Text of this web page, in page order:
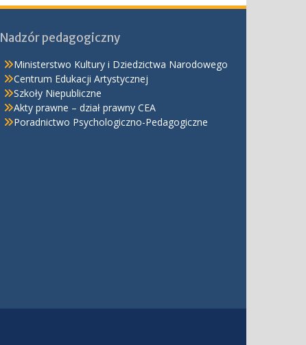
Nadzór pedagogiczny
Ministerstwo Kultury i Dziedzictwa Narodowego
Centrum Edukacji Artystycznej
Szkoły Niepubliczne
Akty prawne – dział prawny CEA
Poradnictwo Psychologiczno-Pedagogiczne